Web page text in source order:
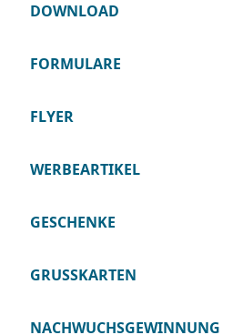
DOWNLOAD
FORMULARE
FLYER
WERBEARTIKEL
GESCHENKE
GRUSSKARTEN
NACHWUCHSGEWINNUNG